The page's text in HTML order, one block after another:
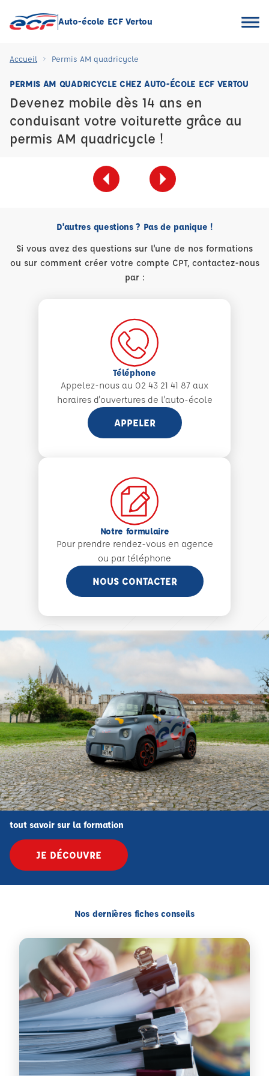
Auto-école ECF Vertou
Accueil Permis AM quadricycle
PERMIS AM QUADRICYCLE CHEZ AUTO-ÉCOLE ECF VERTOU
Devenez mobile dès 14 ans en
conduisant votre voiturette grâce au
permis AM quadricycle !
D'autres questions ? Pas de panique !
Si vous avez des questions sur l'une de nos formations
ou sur comment créer votre compte CPT, contactez-nous
par :
Téléphone
Appelez-nous au 02 43 21 41 87 aux
horaires d'ouvertures de l'auto-école
APPELER
Notre formulaire
Pour prendre rendez-vous en agence
ou par téléphone
NOUS CONTACTER
tout savoir sur la formation
JE DÉCOUVRE
Nos dernières fiches conseils